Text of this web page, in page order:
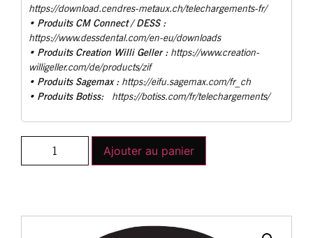
https://download.cendres-metaux.ch/telechargements-fr/
• Produits CM Connect / DESS :
https://www.dessdental.com/en-eu/downloads
• Produits Creation Willi Geller : https://www.creation-
willigeller.com/de/products/zif
• Produits Sagemax : https://eifu.sagemax.com/fr_ch
• Produits Botiss: https://botiss.com/fr/telechargements/
Ajouter au panier